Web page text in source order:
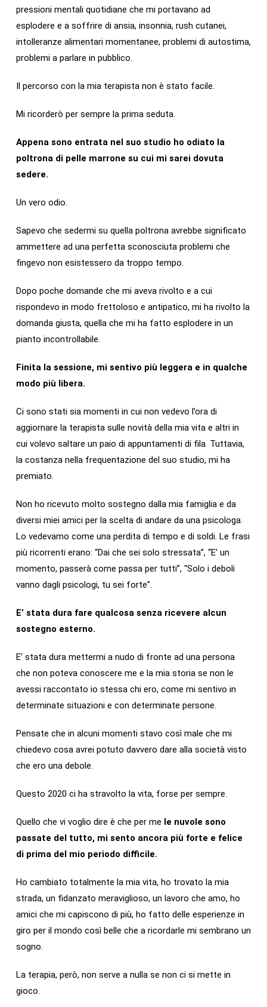
pressioni mentali quotidiane che mi portavano ad
esplodere e a soffrire di ansia, insonnia, rush cutanei,
intolleranze alimentari momentanee, problemi di autostima,
problemi a parlare in pubblico.
Il percorso con la mia terapista non è stato facile.
Mi ricorderò per sempre la prima seduta.
Appena sono entrata nel suo studio ho odiato la
poltrona di pelle marrone su cui mi sarei dovuta
sedere.
Un vero odio.
Sapevo che sedermi su quella poltrona avrebbe significato
ammettere ad una perfetta sconosciuta problemi che
fingevo non esistessero da troppo tempo.
Dopo poche domande che mi aveva rivolto e a cui
rispondevo in modo frettoloso e antipatico, mi ha rivolto la
domanda giusta, quella che mi ha fatto esplodere in un
pianto incontrollabile.
Finita la sessione, mi sentivo più leggera e in qualche
modo più libera.
Ci sono stati sia momenti in cui non vedevo l’ora di
aggiornare la terapista sulle novità della mia vita e altri in
cui volevo saltare un paio di appuntamenti di fila. Tuttavia,
la costanza nella frequentazione del suo studio, mi ha
premiato.
Non ho ricevuto molto sostegno dalla mia famiglia e da
diversi miei amici per la scelta di andare da una psicologa.
Lo vedevamo come una perdita di tempo e di soldi. Le frasi
più ricorrenti erano: “Dai che sei solo stressata”, “E’ un
momento, passerà come passa per tutti”, “Solo i deboli
vanno dagli psicologi, tu sei forte”.
E’ stata dura fare qualcosa senza ricevere alcun
sostegno esterno.
E’ stata dura mettermi a nudo di fronte ad una persona
che non poteva conoscere me e la mia storia se non le
avessi raccontato io stessa chi ero, come mi sentivo in
determinate situazioni e con determinate persone.
Pensate che in alcuni momenti stavo così male che mi
chiedevo cosa avrei potuto davvero dare alla società visto
che ero una debole.
Questo 2020 ci ha stravolto la vita, forse per sempre.
Quello che vi voglio dire è che per me le nuvole sono
passate del tutto, mi sento ancora più forte e felice
di prima del mio periodo difficile.
Ho cambiato totalmente la mia vita, ho trovato la mia
strada, un fidanzato meraviglioso, un lavoro che amo, ho
amici che mi capiscono di più, ho fatto delle esperienze in
giro per il mondo così belle che a ricordarle mi sembrano un
sogno.
La terapia, però, non serve a nulla se non ci si mette in
gioco.